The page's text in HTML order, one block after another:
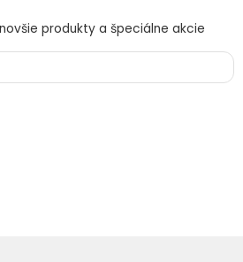
produkty a špeciálne akcie